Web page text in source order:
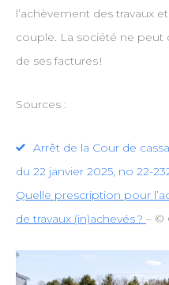
l’achèvement des travaux
couple. La société ne
de ses factures !
Sources :
Arrêt de la Cour de
du 22 janvier 2025, no 22-
Quelle prescription pour
de travaux (in)achevés ? – ©